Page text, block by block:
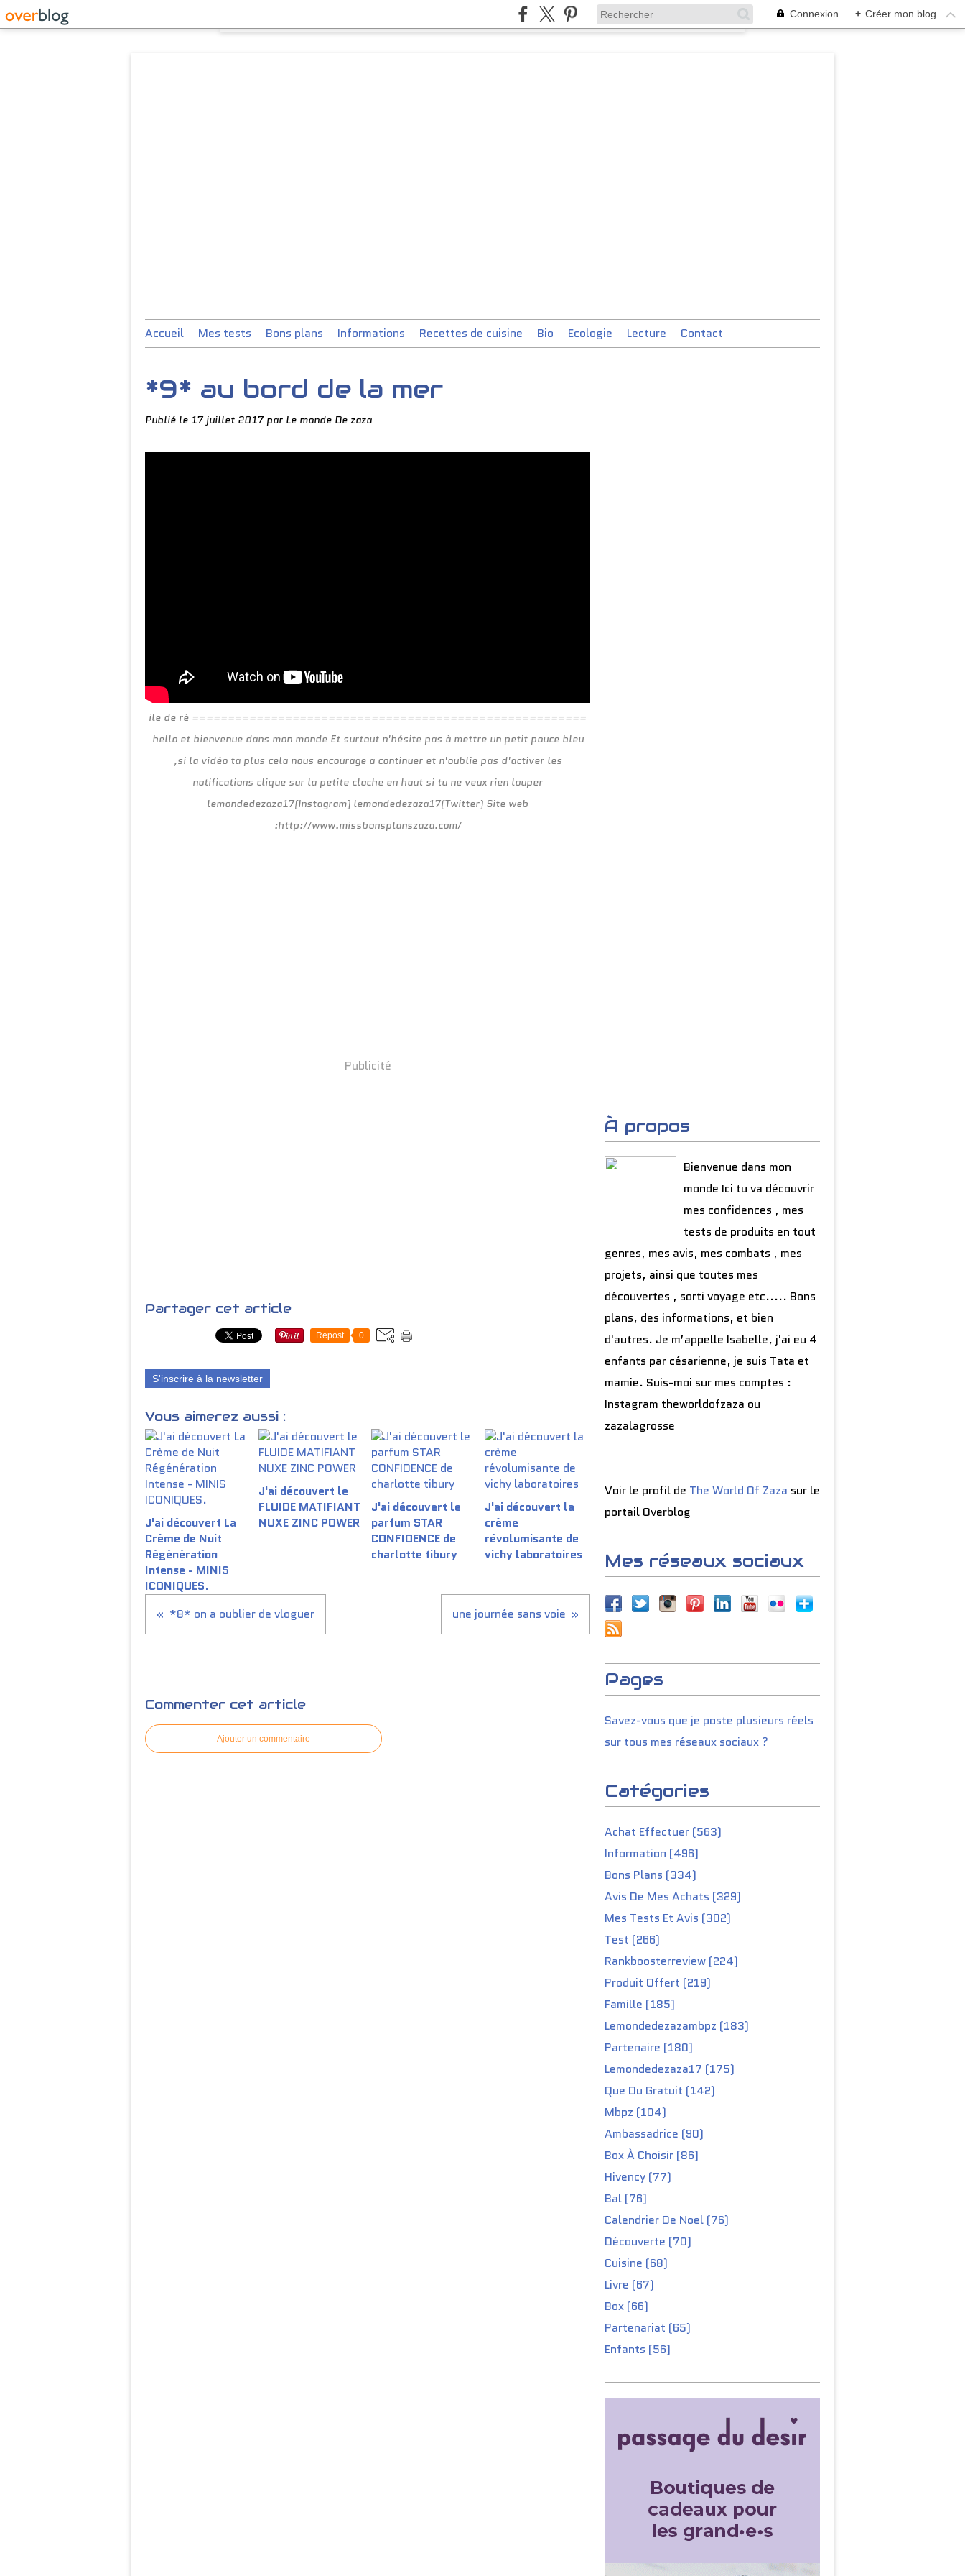
Connexion + Créer mon blog
Accueil Mes tests Bons plans Informations Recettes de cuisine Bio Ecologie Lecture Contact
*9* au bord de la mer
Publié le 17 juillet 2017 par Le monde De zaza
ile de ré =======================================================
hello et bienvenue dans mon monde Et surtout n'hésite pas à mettre un petit pouce bleu
,si la vidéo ta plus cela nous encourage a continuer et n'oublie pas d'activer les
notifications clique sur la petite cloche en haut si tu ne veux rien louper
lemondedezaza17(Instagram) lemondedezaza17(Twitter) Site web
:http://www.missbonsplanszaza.com/
Publicité
Partager cet article
Repost 0
S'inscrire à la newsletter
Vous aimerez aussi :
J'ai découvert La
Crème de Nuit
Régénération
Intense - MINIS
ICONIQUES.
J'ai découvert le
FLUIDE MATIFIANT
NUXE ZINC POWER
J'ai découvert le
parfum STAR
CONFIDENCE de
charlotte tibury
J'ai découvert la
crème
révolumisante de
vichy laboratoires
*8* on a oublier de vloguer une journée sans voie
Commenter cet article
Ajouter un commentaire
À propos
Bienvenue dans mon
monde Ici tu va découvrir
mes confidences , mes
tests de produits en tout
genres, mes avis, mes combats , mes
projets, ainsi que toutes mes
découvertes , sorti voyage etc..... Bons
plans, des informations, et bien
d'autres. Je m’appelle Isabelle, j'ai eu 4
enfants par césarienne, je suis Tata et
mamie. Suis-moi sur mes comptes :
Instagram theworldofzaza ou
zazalagrosse
Voir le profil de The World Of Zaza sur le
portail Overblog
Mes réseaux sociaux
Pages
Savez-vous que je poste plusieurs réels
sur tous mes réseaux sociaux ?
Catégories
Achat Effectuer (563)
Information (496)
Bons Plans (334)
Avis De Mes Achats (329)
Mes Tests Et Avis (302)
Test (266)
Rankboosterreview (224)
Produit Offert (219)
Famille (185)
Lemondedezazambpz (183)
Partenaire (180)
Lemondedezaza17 (175)
Que Du Gratuit (142)
Mbpz (104)
Ambassadrice (90)
Box À Choisir (86)
Hivency (77)
Bal (76)
Calendrier De Noel (76)
Découverte (70)
Cuisine (68)
Livre (67)
Box (66)
Partenariat (65)
Enfants (56)